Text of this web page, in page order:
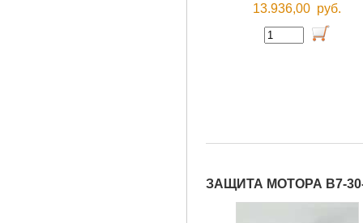
13.936,00 руб.
ЗАЩИТА МОТОРА B7-30-